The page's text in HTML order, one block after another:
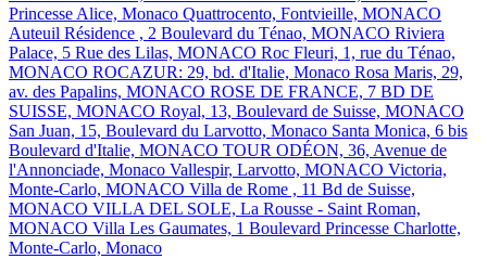
Princesse Alice, Monaco Quattrocento, Fontvieille, MONACO
Auteuil Résidence , 2 Boulevard du Ténao, MONACO Riviera
Palace, 5 Rue des Lilas, MONACO Roc Fleuri, 1, rue du Ténao,
MONACO ROCAZUR: 29, bd. d'Italie, Monaco Rosa Maris, 29,
av. des Papalins, MONACO ROSE DE FRANCE, 7 BD DE
SUISSE, MONACO Royal, 13, Boulevard de Suisse, MONACO
San Juan, 15, Boulevard du Larvotto, Monaco Santa Monica, 6 bis
Boulevard d'Italie, MONACO TOUR ODÉON, 36, Avenue de
l'Annonciade, Monaco Vallespir, Larvotto, MONACO Victoria,
Monte-Carlo, MONACO Villa de Rome , 11 Bd de Suisse,
MONACO VILLA DEL SOLE, La Rousse - Saint Roman,
MONACO Villa Les Gaumates, 1 Boulevard Princesse Charlotte,
Monte-Carlo, Monaco